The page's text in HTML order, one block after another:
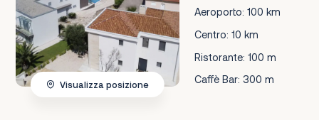
Aeroporto: 100 km
Centro: 10 km
Ristorante: 100 m
Caffè Bar: 300 m
Visualizza posizione